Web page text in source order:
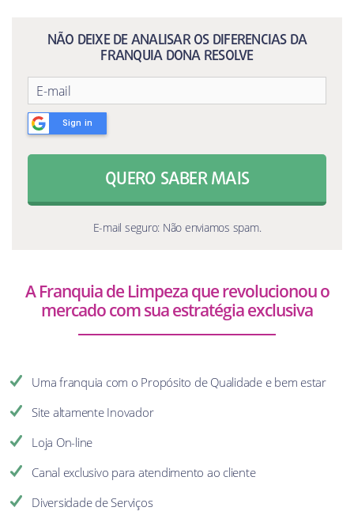
NÃO DEIXE DE ANALISAR OS DIFERENCIAS DA
FRANQUIA DONA RESOLVE
Sign in
QUERO SABER MAIS
E-mail seguro: Não enviamos spam.
A Franquia de Limpeza que revolucionou o
mercado com sua estratégia exclusiva
Uma franquia com o Propósito de Qualidade e bem estar
Site altamente Inovador
Loja On-line
Canal exclusivo para atendimento ao cliente
Diversidade de Serviços